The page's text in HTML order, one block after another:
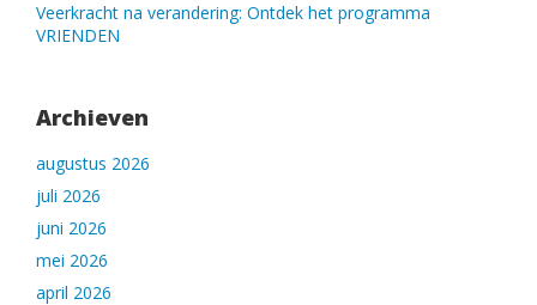
Veerkracht na verandering: Ontdek het programma
VRIENDEN
Archieven
augustus 2026
juli 2026
juni 2026
mei 2026
april 2026